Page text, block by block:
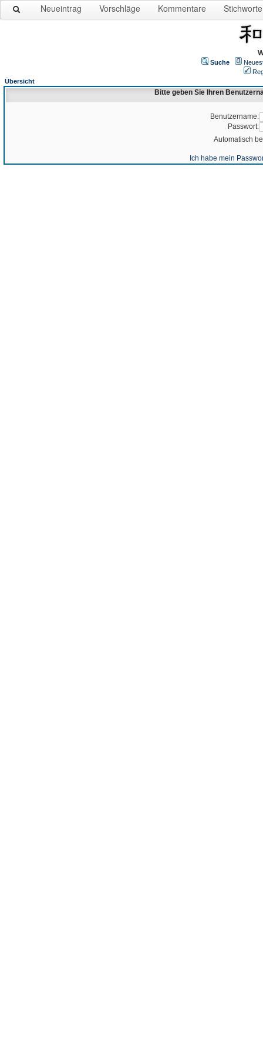
Neueintrag Vorschläge Kommentare Stichworte
Suche
Übersicht
Bitte geben Sie Ihren
Benutzername:
Passwort:
Automatisch
Ich habe mein